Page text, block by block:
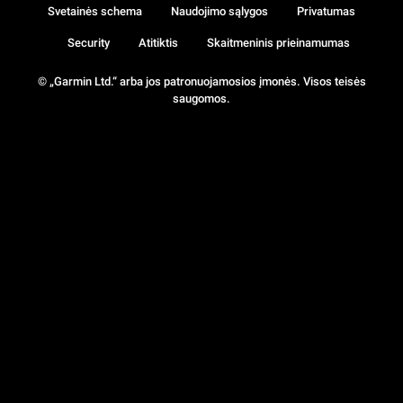
© „Garmin Ltd.“ arba jos patronuojamosios įmonės. Visos teisės
saugomos.
Svetainės schema Naudojimo sąlygos Privatumas
Security Atitiktis Skaitmeninis prieinamumas